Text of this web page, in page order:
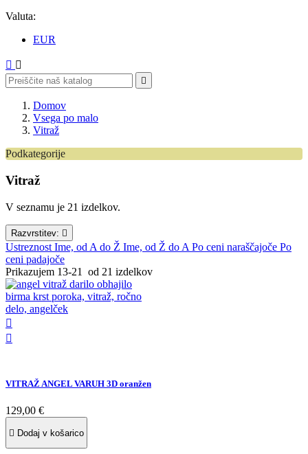
Valuta:
EUR
 

Domov
Vsega po malo
Vitraž
Podkategorije
Sveče
Obeski za ključe
Vitraž
V seznamu je 21 izdelkov.
Razvrstitev: 
Ustreznost Ime, od A do Ž Ime, od Ž do A Po ceni naraščajoče Po
ceni padajoče
Prikazujem 13-21 od 21 izdelkov


VITRAŽ ANGEL VARUH 3D oranžen
129,00 €
 Dodaj v košarico